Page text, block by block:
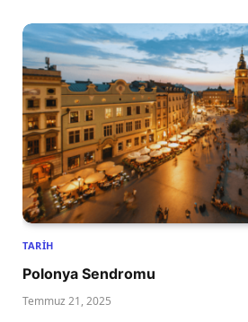
TARIH
Polonya Sendromu
Temmuz 21, 2025